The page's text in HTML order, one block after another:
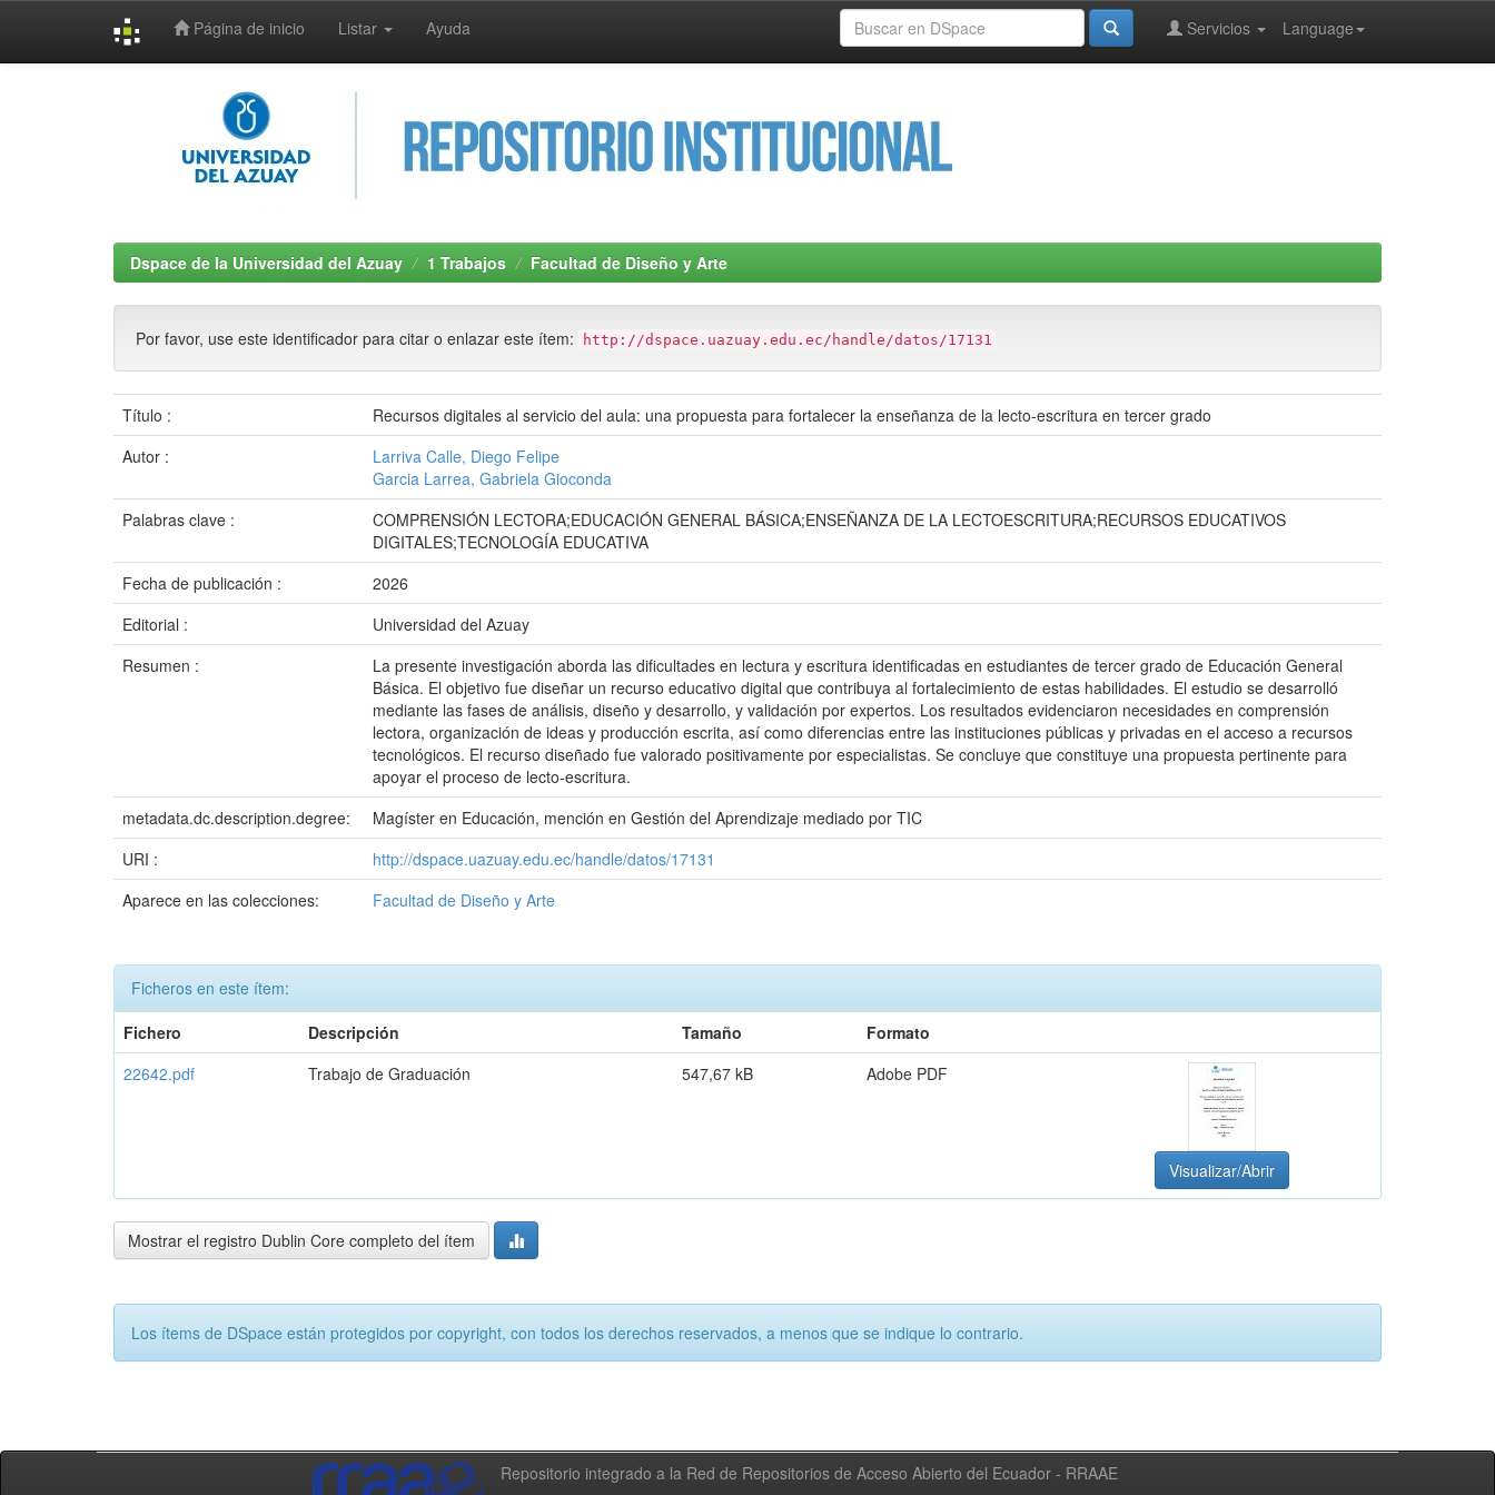
Página de inicio Listar Ayuda Language
Servicios
Dspace de la Universidad del Azuay 1 Trabajos Facultad de Diseño y Arte
Por favor, use este identificador para citar o enlazar este ítem: http://dspace.uazuay.edu.ec/handle/datos/17131
Título :
Recursos digitales al servicio del aula: una propuesta para fortalecer la enseñanza de la lecto-escritura en tercer grado
Autor :
Larriva Calle, Diego Felipe
Garcia Larrea, Gabriela Gioconda
Palabras clave :
COMPRENSIÓN LECTORA;EDUCACIÓN GENERAL BÁSICA;ENSEÑANZA DE LA LECTOESCRITURA;RECURSOS EDUCATIVOS
DIGITALES;TECNOLOGÍA EDUCATIVA
Fecha de publicación :
2026
Editorial :
Universidad del Azuay
Resumen :
La presente investigación aborda las dificultades en lectura y escritura identificadas en estudiantes de tercer grado de Educación General
Básica. El objetivo fue diseñar un recurso educativo digital que contribuya al fortalecimiento de estas habilidades. El estudio se desarrolló
mediante las fases de análisis, diseño y desarrollo, y validación por expertos. Los resultados evidenciaron necesidades en comprensión
lectora, organización de ideas y producción escrita, así como diferencias entre las instituciones públicas y privadas en el acceso a recursos
tecnológicos. El recurso diseñado fue valorado positivamente por especialistas. Se concluye que constituye una propuesta pertinente para
apoyar el proceso de lecto-escritura.
metadata.dc.description.degree:
Magíster en Educación, mención en Gestión del Aprendizaje mediado por TIC
URI :
http://dspace.uazuay.edu.ec/handle/datos/17131
Aparece en las colecciones:
Facultad de Diseño y Arte
Ficheros en este ítem:
Fichero
Descripción Tamaño
Formato
22642.pdf
Trabajo de Graduación 547,67 kB Adobe PDF
Visualizar/Abrir
Mostrar el registro Dublin Core completo del ítem
Los ítems de DSpace están protegidos por copyright, con todos los derechos reservados, a menos que se indique lo contrario.
Repositorio integrado a la Red de Repositorios de Acceso Abierto del Ecuador - RRAAE